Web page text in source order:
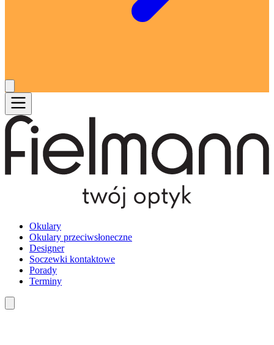
Okulary
Okulary przeciwsłoneczne
Designer
Soczewki kontaktowe
Porady
Terminy